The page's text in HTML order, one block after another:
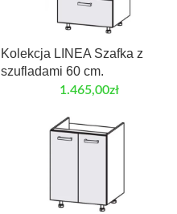
Kolekcja LINEA Szafka z
szufladami 60 cm.
1.465,00zł